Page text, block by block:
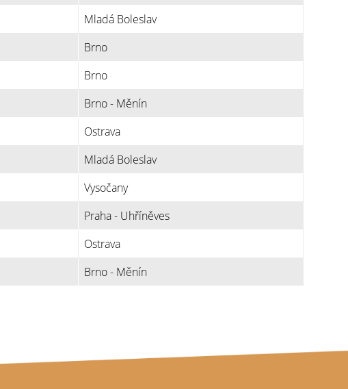
Mladá Boleslav
Brno
Brno
Brno - Měnín
Ostrava
Mladá Boleslav
Vysočany
Praha - Uhříněves
Ostrava
Brno - Měnín